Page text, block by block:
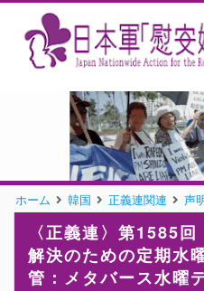
ホーム 韓国 正義連関連 声
〈正義連〉第1585
解決のための定期水
管：メタバース水曜